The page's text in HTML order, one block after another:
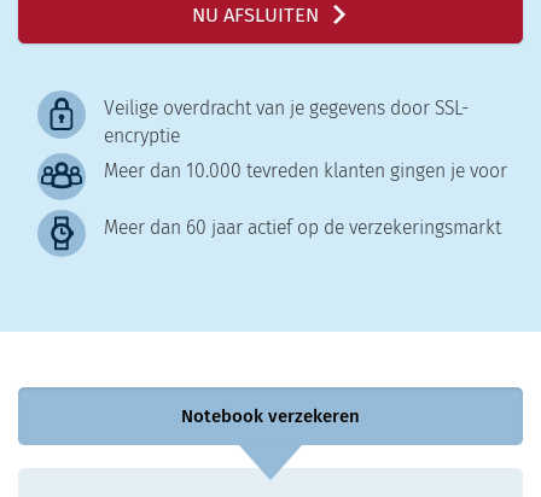
Veilige overdracht van je gegevens door SSL-
encryptie
Meer dan 10.000 tevreden klanten gingen je voor
Meer dan 60 jaar actief op de verzekeringsmarkt
NU AFSLUITEN
Notebook verzekeren